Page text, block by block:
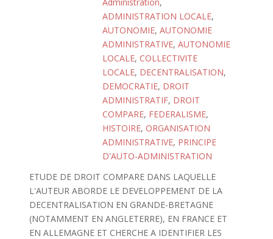
ADMINISTRATION LOCALE,
AUTONOMIE, AUTONOMIE
ADMINISTRATIVE, AUTONOMIE
LOCALE, COLLECTIVITE
LOCALE, DECENTRALISATION,
DEMOCRATIE, DROIT
ADMINISTRATIF, DROIT
COMPARE, FEDERALISME,
HISTOIRE, ORGANISATION
ADMINISTRATIVE, PRINCIPE
D'AUTO-ADMINISTRATION
ETUDE DE DROIT COMPARE DANS LAQUELLE
L'AUTEUR ABORDE LE DEVELOPPEMENT DE LA
DECENTRALISATION EN GRANDE-BRETAGNE
(NOTAMMENT EN ANGLETERRE), EN FRANCE ET
EN ALLEMAGNE ET CHERCHE A IDENTIFIER LES